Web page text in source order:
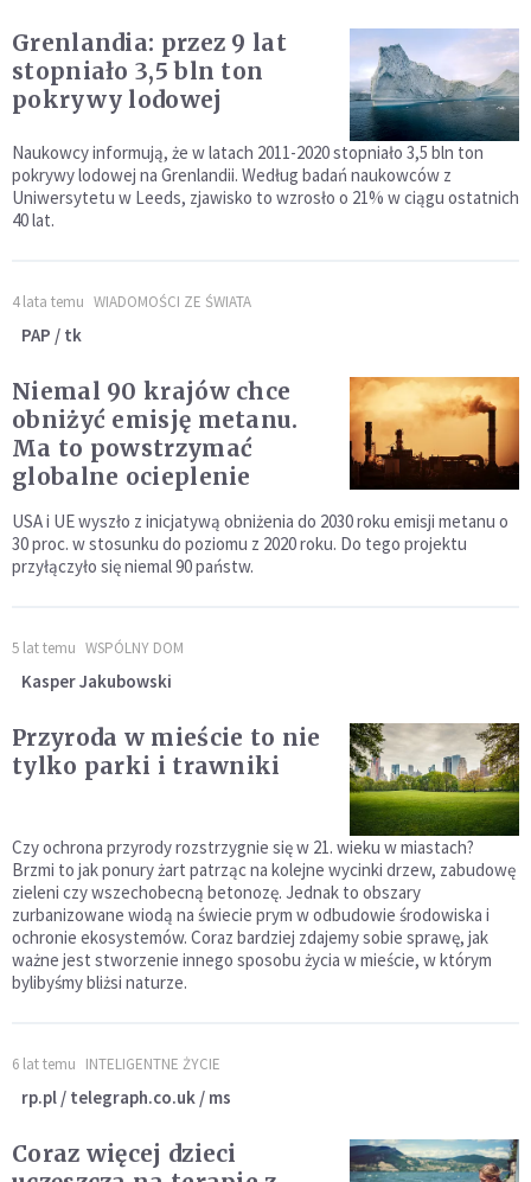
Grenlandia: przez 9 lat
stopniało 3,5 bln ton
pokrywy lodowej
Naukowcy informują, że w latach 2011-2020 stopniało 3,5 bln ton
pokrywy lodowej na Grenlandii. Według badań naukowców z
Uniwersytetu w Leeds, zjawisko to wzrosło o 21% w ciągu ostatnich
40 lat.
4 lata temu WIADOMOŚCI ZE ŚWIATA
PAP / tk
Niemal 90 krajów chce
obniżyć emisję metanu.
Ma to powstrzymać
globalne ocieplenie
USA i UE wyszło z inicjatywą obniżenia do 2030 roku emisji metanu o
30 proc. w stosunku do poziomu z 2020 roku. Do tego projektu
przyłączyło się niemal 90 państw.
5 lat temu WSPÓLNY DOM
Kasper Jakubowski
Przyroda w mieście to nie
tylko parki i trawniki
Czy ochrona przyrody rozstrzygnie się w 21. wieku w miastach?
Brzmi to jak ponury żart patrząc na kolejne wycinki drzew, zabudowę
zieleni czy wszechobecną betonozę. Jednak to obszary
zurbanizowane wiodą na świecie prym w odbudowie środowiska i
ochronie ekosystemów. Coraz bardziej zdajemy sobie sprawę, jak
ważne jest stworzenie innego sposobu życia w mieście, w którym
bylibyśmy bliżsi naturze.
6 lat temu INTELIGENTNE ŻYCIE
rp.pl / telegraph.co.uk / ms
Coraz więcej dzieci